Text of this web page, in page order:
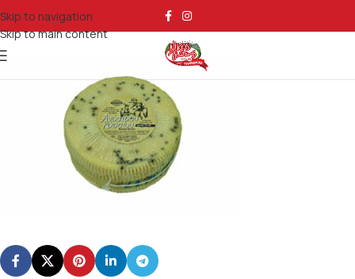
Skip to navigation
Skip to main content
DIO_6592